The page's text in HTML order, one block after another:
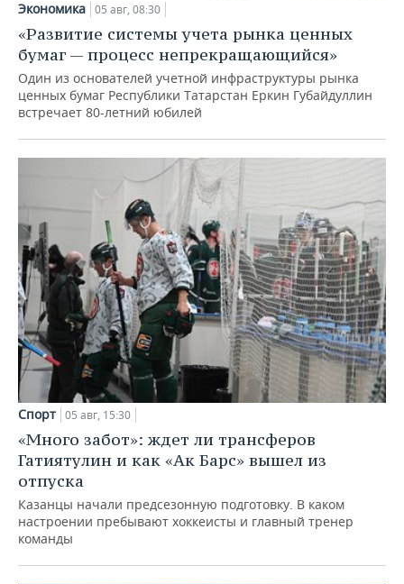
Экономика 05 авг, 08:30
«Развитие системы учета рынка ценных
бумаг — процесс непрекращающийся»
Один из основателей учетной инфраструктуры рынка
ценных бумаг Республики Татарстан Еркин Губайдуллин
встречает 80-летний юбилей
Спорт 05 авг, 15:30
«Много забот»: ждет ли трансферов
Гатиятулин и как «Ак Барс» вышел из
отпуска
Казанцы начали предсезонную подготовку. В каком
настроении пребывают хоккеисты и главный тренер
команды